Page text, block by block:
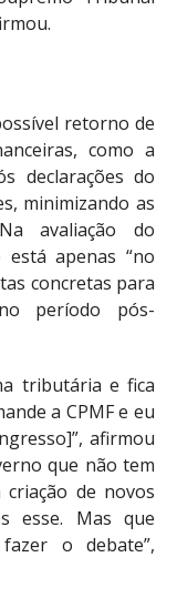
retorno de
como a
declarações do
minimizando as
avaliação do
apenas “no
concretas para
período pós-
tributária e fica
a CPMF e eu
afirmou
que não tem
de novos
esse. Mas que
o debate”,